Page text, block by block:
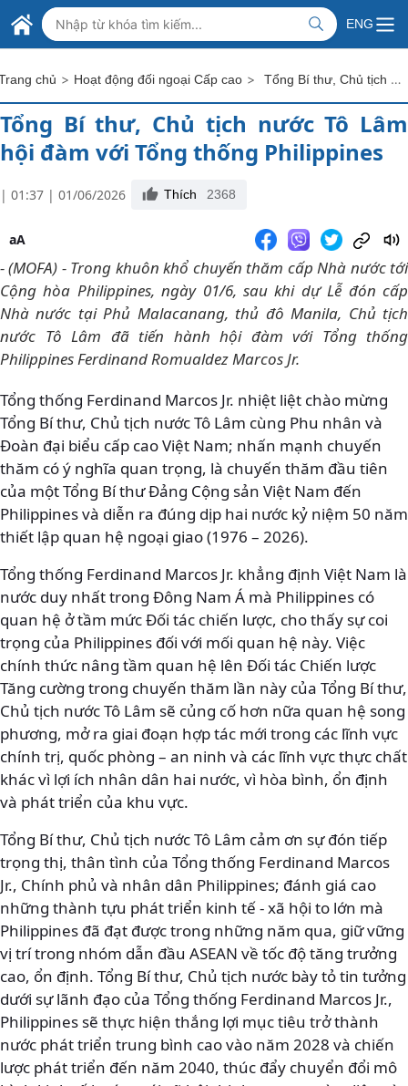
Skip to Main Content
BỘ NGOẠI GIAO VIỆT NAM
MINISTRY OF FOREIGN AFFAIRS
ENG
chủ > Hoạt động đối ngoại Cấp cao > Tổng Bí thư, Chủ tịch nước Tô Lâm hội đàm với Tổng thống Philippines
Tổng Bí thư, Chủ tịch nước Tô Lâm
hội đàm với Tổng thống Philippines
| 01:37 | 01/06/2026 Thích 2368
aA
- (MOFA) - Trong khuôn khổ chuyến thăm cấp Nhà nước tới
Cộng hòa Philippines, ngày 01/6, sau khi dự Lễ đón cấp
Nhà nước tại Phủ Malacanang, thủ đô Manila, Chủ tịch
nước Tô Lâm đã tiến hành hội đàm với Tổng thống
Philippines Ferdinand Romualdez Marcos Jr.
Tổng thống Ferdinand Marcos Jr. nhiệt liệt chào mừng
Tổng Bí thư, Chủ tịch nước Tô Lâm cùng Phu nhân và
Đoàn đại biểu cấp cao Việt Nam; nhấn mạnh chuyến
thăm có ý nghĩa quan trọng, là chuyến thăm đầu tiên
của một Tổng Bí thư Đảng Cộng sản Việt Nam đến
Philippines và diễn ra đúng dịp hai nước kỷ niệm 50 năm
thiết lập quan hệ ngoại giao (1976 – 2026).
Tổng thống Ferdinand Marcos Jr. khẳng định Việt Nam là
nước duy nhất trong Đông Nam Á mà Philippines có
quan hệ ở tầm mức Đối tác chiến lược, cho thấy sự coi
trọng của Philippines đối với mối quan hệ này. Việc
chính thức nâng tầm quan hệ lên Đối tác Chiến lược
Tăng cường trong chuyến thăm lần này của Tổng Bí thư,
Chủ tịch nước Tô Lâm sẽ củng cố hơn nữa quan hệ song
phương, mở ra giai đoạn hợp tác mới trong các lĩnh vực
chính trị, quốc phòng – an ninh và các lĩnh vực thực chất
khác vì lợi ích nhân dân hai nước, vì hòa bình, ổn định
và phát triển của khu vực.
Tổng Bí thư, Chủ tịch nước Tô Lâm cảm ơn sự đón tiếp
trọng thị, thân tình của Tổng thống Ferdinand Marcos
Jr., Chính phủ và nhân dân Philippines; đánh giá cao
những thành tựu phát triển kinh tế - xã hội to lớn mà
Philippines đã đạt được trong những năm qua, giữ vững
vị trí trong nhóm dẫn đầu ASEAN về tốc độ tăng trưởng
cao, ổn định. Tổng Bí thư, Chủ tịch nước bày tỏ tin tưởng
dưới sự lãnh đạo của Tổng thống Ferdinand Marcos Jr.,
Philippines sẽ thực hiện thắng lợi mục tiêu trở thành
nước phát triển trung bình cao vào năm 2028 và chiến
lược phát triển đến năm 2040, thúc đẩy chuyển đổi mô